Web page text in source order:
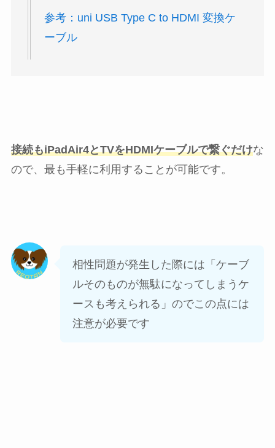
参考：uni USB Type C to HDMI 変換ケ
ーブル
接続もiPadAir4とTVをHDMIケーブルで繋ぐだけな
ので、最も手軽に利用することが可能です。
相性問題が発生した際には「ケーブ
ルそのものが無駄になってしまうケ
ースも考えられる」のでこの点には
注意が必要です